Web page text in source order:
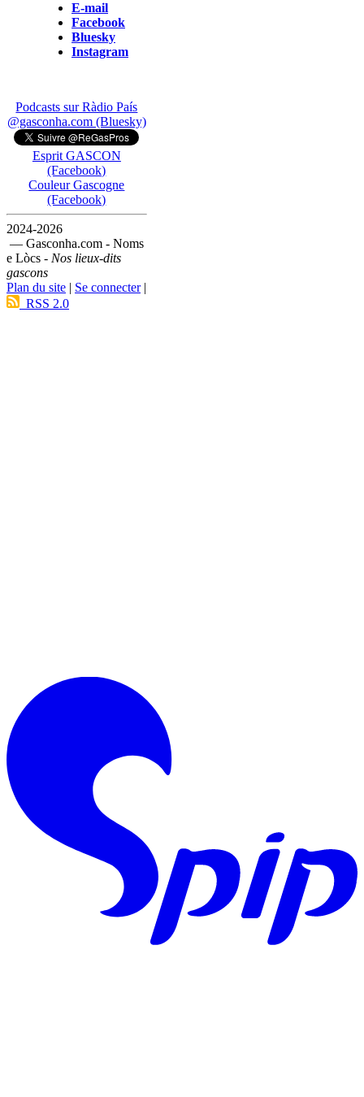
E-mail
Facebook
Bluesky
Instagram
Podcasts sur Ràdio País
@gasconha.com (Bluesky)
Esprit GASCON
(Facebook)
Couleur Gascogne
(Facebook)
2024-2026
— Gasconha.com - Noms
e Lòcs - Nos lieux-dits
gascons
Plan du site | Se connecter|
RSS 2.0